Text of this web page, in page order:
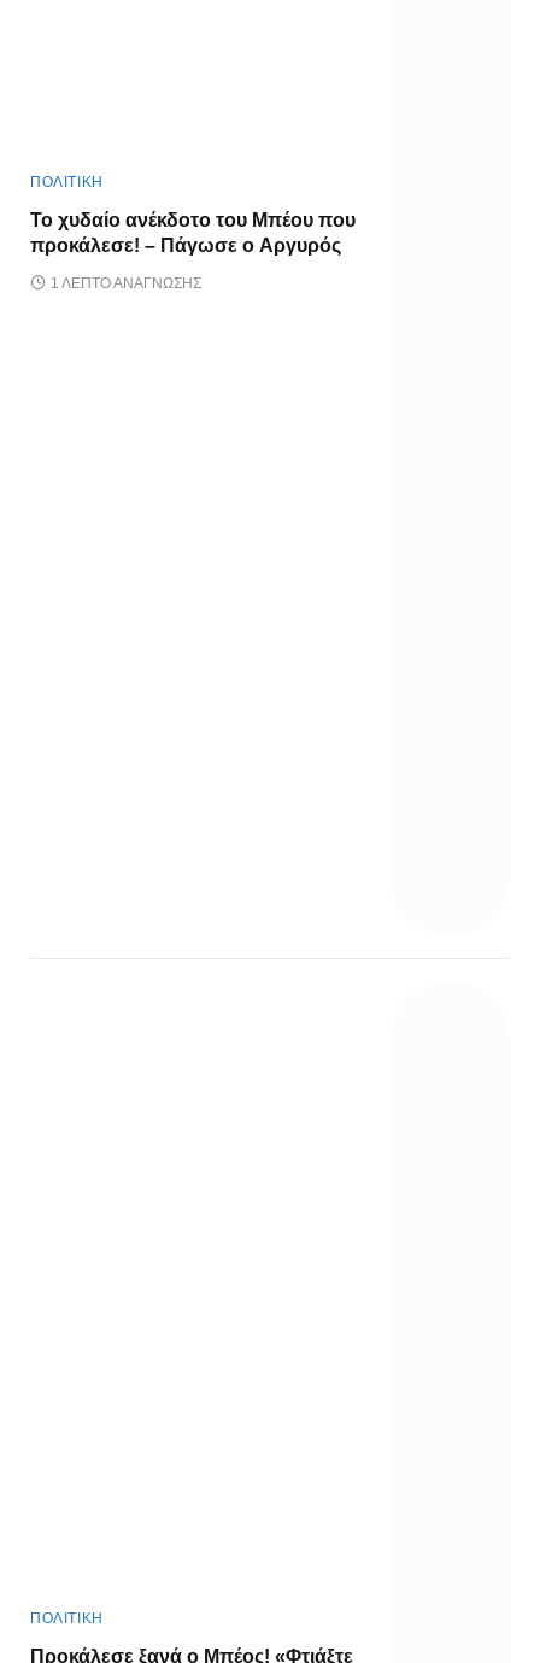
ΠΟΛΙΤΙΚΗ
Το χυδαίο ανέκδοτο του Μπέου που
προκάλεσε! – Πάγωσε ο Αργυρός
1 ΛΕΠΤΌ ΑΝΆΓΝΩΣΗΣ
ΠΟΛΙΤΙΚΗ
Προκάλεσε ξανά ο Μπέος! «Φτιάξτε